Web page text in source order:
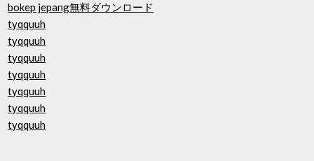
bokep jepang無料ダウンロード
tyqquuh
tyqquuh
tyqquuh
tyqquuh
tyqquuh
tyqquuh
tyqquuh